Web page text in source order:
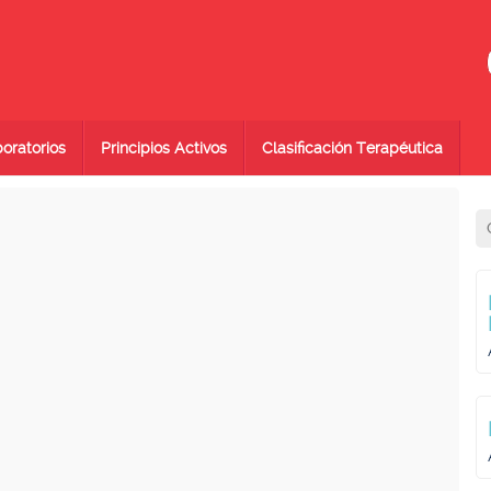
Principios Activos Clasificación Terapéutica